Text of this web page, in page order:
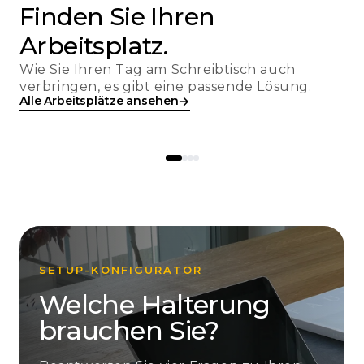
Finden Sie Ihren
Arbeitsplatz.
Wie Sie Ihren Tag am Schreibtisch auch
verbringen, es gibt eine passende Lösung.
Alle Arbeitsplätze ansehen→
HOMEOFFICE
Besser sitzen,
schöner Tisch.
KREATIVE
Alles an
SETUP-KONFIGURATOR
Welche Halterung
brauchen Sie?